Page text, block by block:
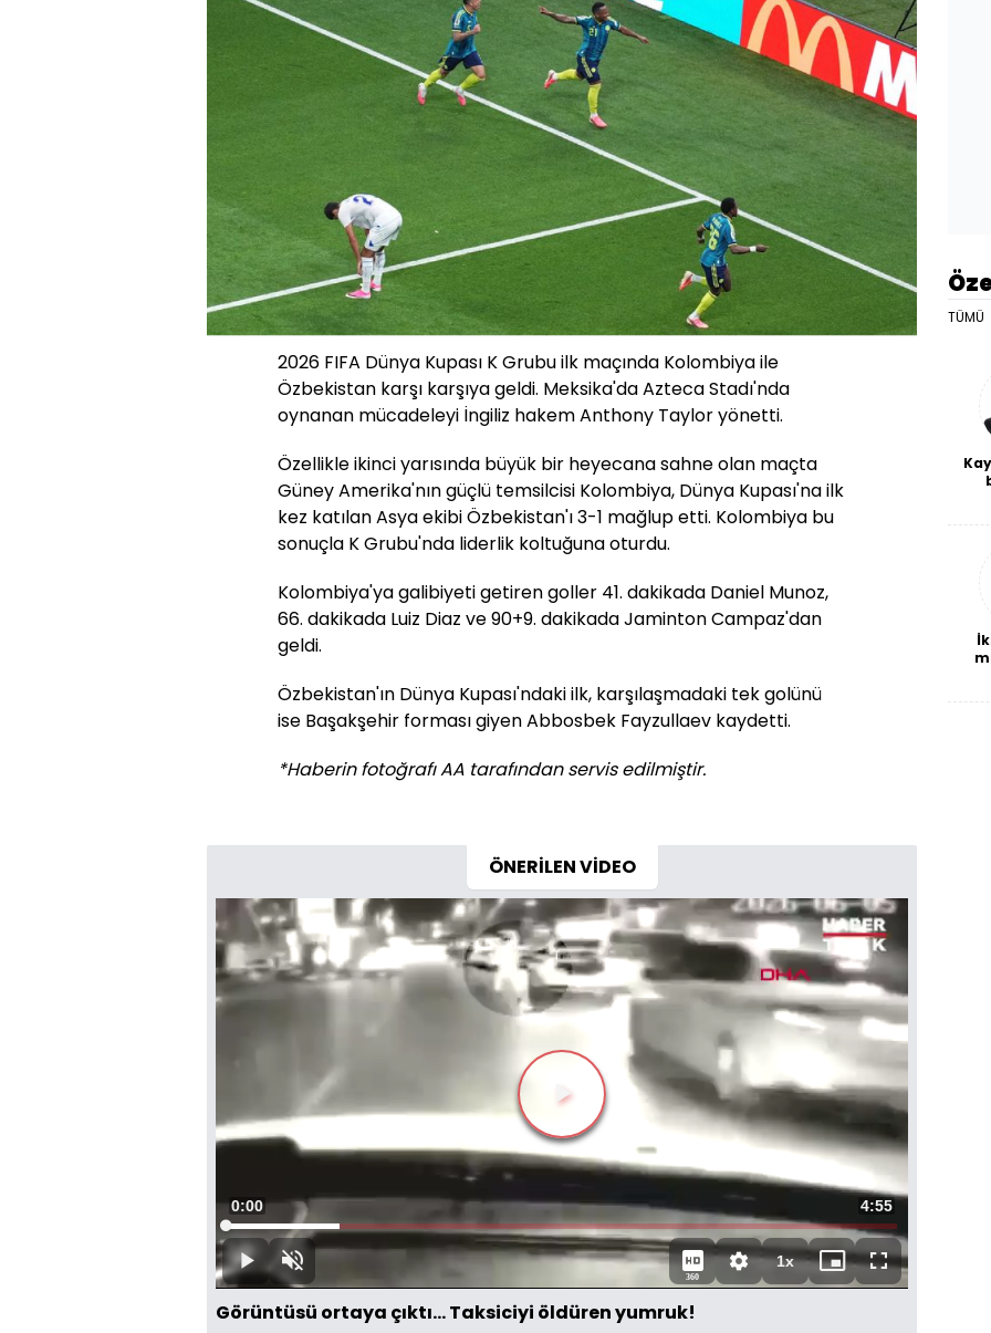
2026 FIFA Dünya Kupası K Grubu ilk maçında Kolombiya ile
Özbekistan karşı karşıya geldi. Meksika'da Azteca Stadı'nda
oynanan mücadeleyi İngiliz hakem Anthony Taylor yönetti.
Özellikle ikinci yarısında büyük bir heyecana sahne olan maçta
Güney Amerika'nın güçlü temsilcisi Kolombiya, Dünya Kupası'na ilk
kez katılan Asya ekibi Özbekistan'ı 3-1 mağlup etti. Kolombiya bu
sonuçla K Grubu'nda liderlik koltuğuna oturdu.
Kolombiya'ya galibiyeti getiren goller 41. dakikada Daniel Munoz,
66. dakikada Luiz Diaz ve 90+9. dakikada Jaminton Campaz'dan
geldi.
Özbekistan'ın Dünya Kupası'ndaki ilk, karşılaşmadaki tek golünü
ise Başakşehir forması giyen Abbosbek Fayzullaev kaydetti.
*Haberin fotoğrafı AA tarafından servis edilmiştir.
ÖNERİLEN VİDEO
Videoyu
Oynat
Oynat Sesi
Aç
Süre
0:00 Toplam
Süre
4:55
360
Yüklendi:
16.82%
1xOynatma
Hızı
Mini
oynatıcı
Tam
Ekran
Görüntüsü ortaya çıktı... Taksiciyi öldüren yumruk!
TÜMÜ